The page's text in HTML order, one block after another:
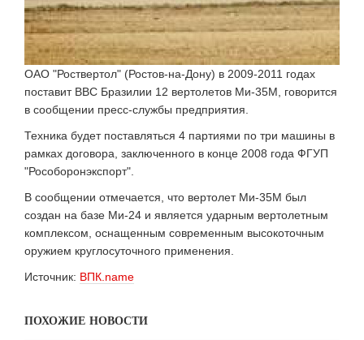
ОАО "Роствертол" (Ростов-на-Дону) в 2009-2011 годах
поставит ВВС Бразилии 12 вертолетов Ми-35М, говорится
в сообщении пресс-службы предприятия.
Техника будет поставляться 4 партиями по три машины в
рамках договора, заключенного в конце 2008 года ФГУП
"Рособоронэкспорт".
В сообщении отмечается, что вертолет Ми-35М был
создан на базе Ми-24 и является ударным вертолетным
комплексом, оснащенным современным высокоточным
оружием круглосуточного применения.
Источник: ВПК.name
ПОХОЖИЕ НОВОСТИ